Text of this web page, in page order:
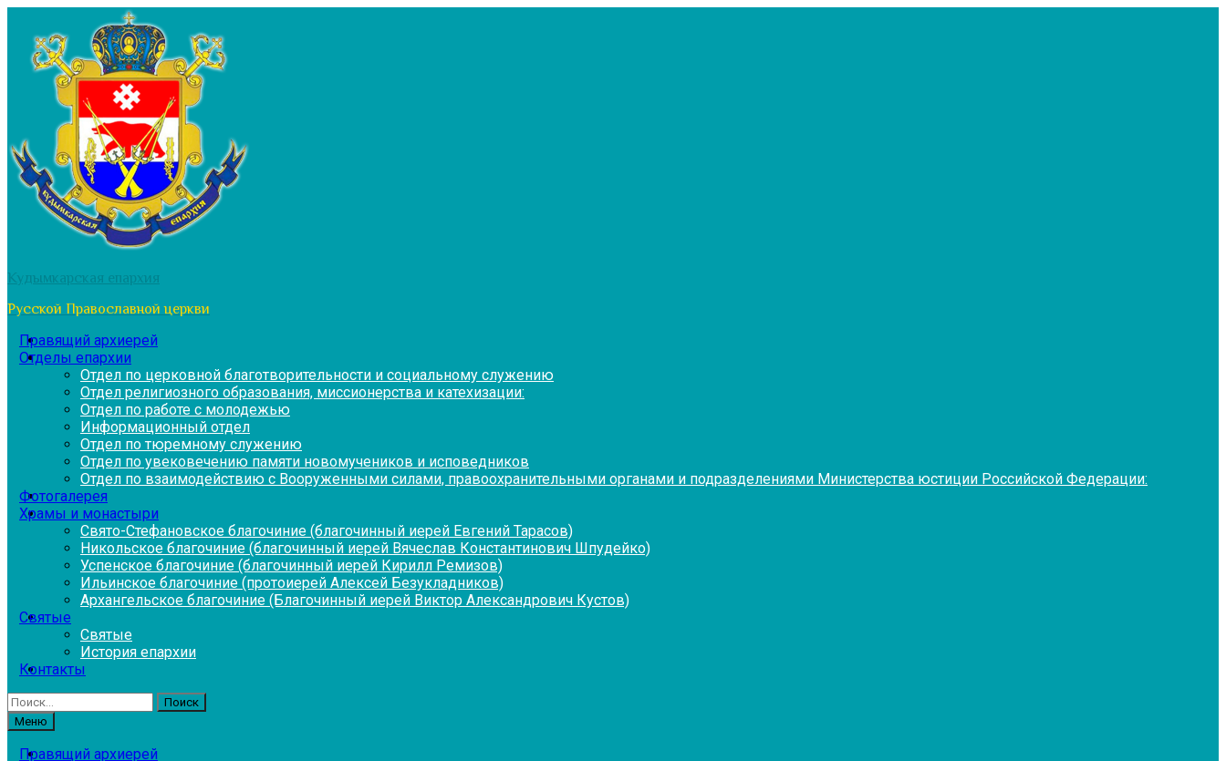
содержимому
Кудымкарская епархия
Русской Православной церкви
Правящий архиерей
Отделы епархии
Отдел по церковной благотворительности и социальному служению
Отдел религиозного образования, миссионерства и катехизации:
Отдел по работе с молодежью
Информационный отдел
Отдел по тюремному служению
Отдел по увековечению памяти новомучеников и исповедников
Отдел по взаимодействию с Вооруженными силами, правоохранительными органами и подразделениями Министерства юстиции Российской Федерации:
Фотогалерея
Храмы и монастыри
Свято-Стефановское благочиние (благочинный иерей Евгений Тарасов)
Никольское благочиние (благочинный иерей Вячеслав Константинович Шпудейко)
Успенское благочиние (благочинный иерей Кирилл Ремизов)
Ильинское благочиние (протоиерей Алексей Безукладников)
Архангельское благочиние (Благочинный иерей Виктор Александрович Кустов)
Святые
Святые
История епархии
Контакты
Найти:
Меню
Правящий архиерей